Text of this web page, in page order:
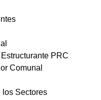
PRC
Comunal
los Sectores